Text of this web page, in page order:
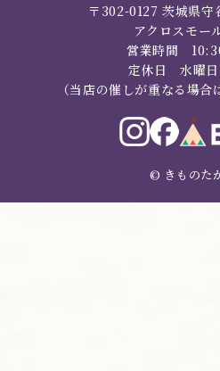
〒302-0127 茨城県守
アクロスモー
営業時間
定休日 水曜日
（当店の催しが重なる場合
© きものた